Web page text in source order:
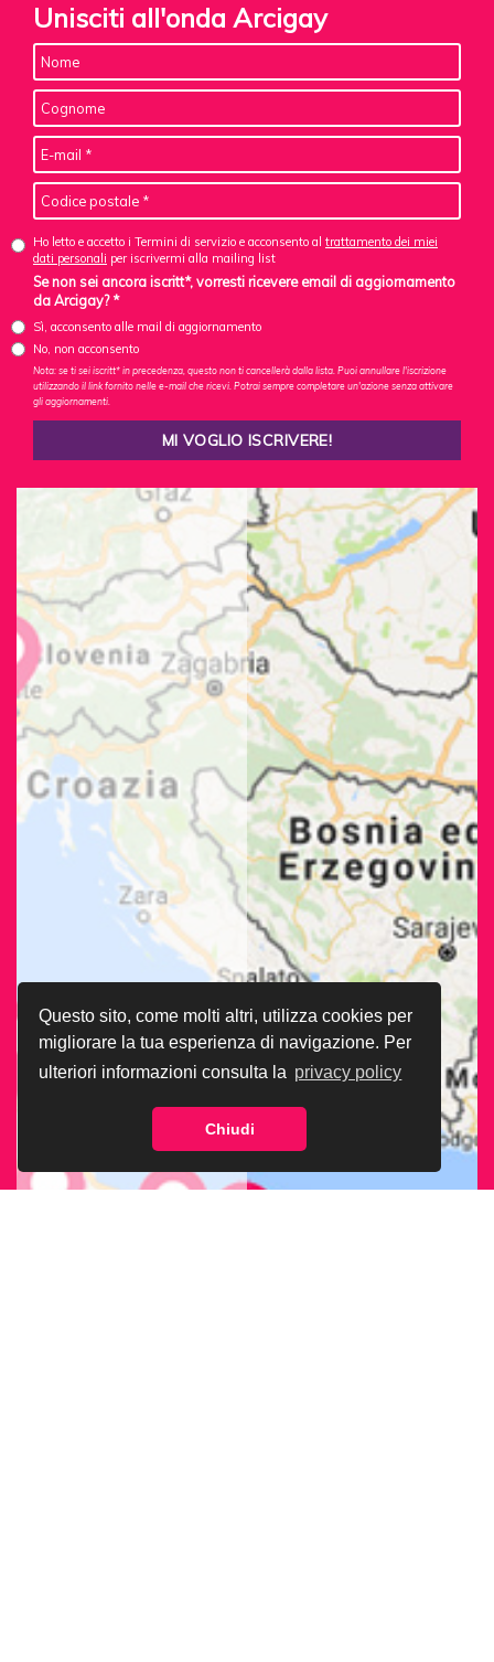
Questo sito, come molti altri, utilizza cookies per
migliorare la tua esperienza di navigazione. Per
ulteriori informazioni consulta la privacy policy
Chiudi
Unisciti all'onda Arcigay
Ho letto e accetto i Termini di servizio e acconsento al trattamento dei miei
dati personali per iscrivermi alla mailing list
Se non sei ancora iscritt*, vorresti ricevere email di aggiornamento
da Arcigay? *
Sì, acconsento alle mail di aggiornamento
No, non acconsento
Nota: se ti sei iscritt* in precedenza, questo non ti cancellerà dalla lista. Puoi annullare l'iscrizione
utilizzando il link fornito nelle e-mail che ricevi. Potrai sempre completare un'azione senza attivare
gli aggiornamenti.